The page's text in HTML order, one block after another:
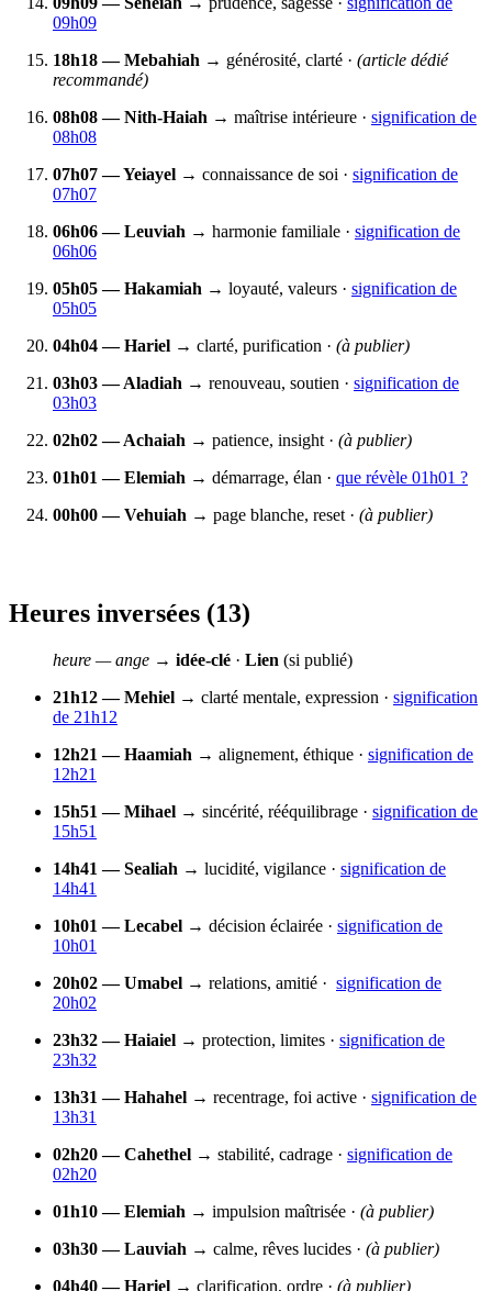
09h09
18h18 — Mebahiah → générosité, clarté · (article dédié
recommandé)
08h08 — Nith‑Haiah → maîtrise intérieure · signification de
08h08
07h07 — Yeiayel → connaissance de soi · signification de
07h07
06h06 — Leuviah → harmonie familiale · signification de
06h06
05h05 — Hakamiah → loyauté, valeurs · signification de
05h05
04h04 — Hariel → clarté, purification · (à publier)
03h03 — Aladiah → renouveau, soutien · signification de
03h03
02h02 — Achaiah → patience, insight · (à publier)
01h01 — Elemiah → démarrage, élan · que révèle 01h01 ?
00h00 — Vehuiah → page blanche, reset · (à publier)
Heures inversées (13)
heure — ange → idée‑clé · Lien (si publié)
21h12 — Mehiel → clarté mentale, expression · signification
de 21h12
12h21 — Haamiah → alignement, éthique · signification de
12h21
15h51 — Mihael → sincérité, rééquilibrage · signification de
15h51
14h41 — Sealiah → lucidité, vigilance · signification de
14h41
10h01 — Lecabel → décision éclairée · signification de
10h01
20h02 — Umabel → relations, amitié · signification de
20h02
23h32 — Haiaiel → protection, limites · signification de
23h32
13h31 — Hahahel → recentrage, foi active · signification de
13h31
02h20 — Cahethel → stabilité, cadrage · signification de
02h20
01h10 — Elemiah → impulsion maîtrisée · (à publier)
03h30 — Lauviah → calme, rêves lucides · (à publier)
04h40 — Hariel → clarification, ordre · (à publier)